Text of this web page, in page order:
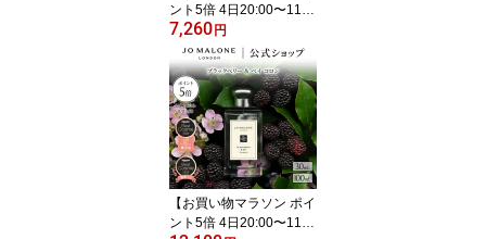
ント5倍 4日20:00〜11日
1:59】公式｜ジョー マロ
ーン ロンドン トラベル
コロン デュオ 9mLx2｜
ジョーマローン 香水 フ
レグランス お試し ギフ
ト 送料無料 プレゼント
誕生日 イングリッシュ
ペアー ＆ フリージア ウ
ッド セージ ＆ シー ソル
ト
7,260 円
【お買い物マラソン ポイ
ント5倍 4日20:00〜11日